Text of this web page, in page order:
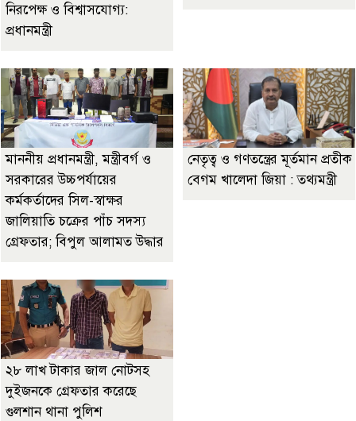
নিরপেক্ষ ও বিশ্বাসযোগ্য:
প্রধানমন্ত্রী
মাননীয় প্রধানমন্ত্রী, মন্ত্রীবর্গ ও
সরকারের উচ্চপর্যায়ের
কর্মকর্তাদের সিল-স্বাক্ষর
জালিয়াতি চক্রের পাঁচ সদস্য
গ্রেফতার; বিপুল আলামত উদ্ধার
নেতৃত্ব ও গণতন্ত্রের মূর্তমান প্রতীক
বেগম খালেদা জিয়া : তথ্যমন্ত্রী
২৮ লাখ টাকার জাল নোটসহ
দুইজনকে গ্রেফতার করেছে
গুলশান থানা পুলিশ